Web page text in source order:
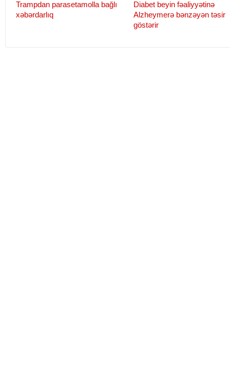
Trampdan parasetamolla bağlı
xəbərdarlıq
Diabet beyin fəaliyyətinə
Alzheymerə bənzəyən təsir
göstərir